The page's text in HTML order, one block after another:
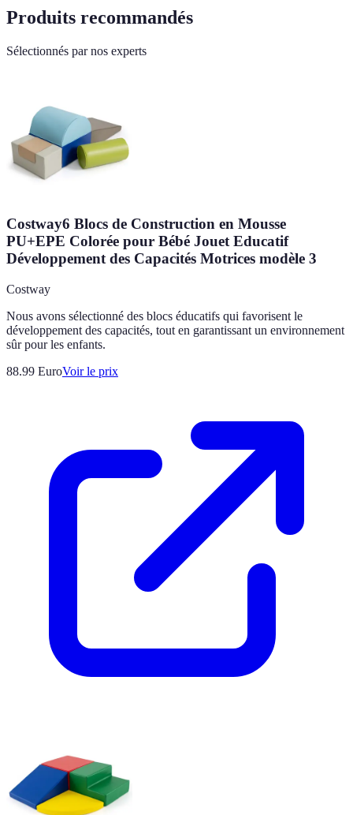
Produits recommandés
Sélectionnés par nos experts
Costway6 Blocs de Construction en Mousse
PU+EPE Colorée pour Bébé Jouet Educatif
Développement des Capacités Motrices modèle 3
Costway
Nous avons sélectionné des blocs éducatifs qui favorisent le
développement des capacités, tout en garantissant un environnement
sûr pour les enfants.
88.99 EuroVoir le prix